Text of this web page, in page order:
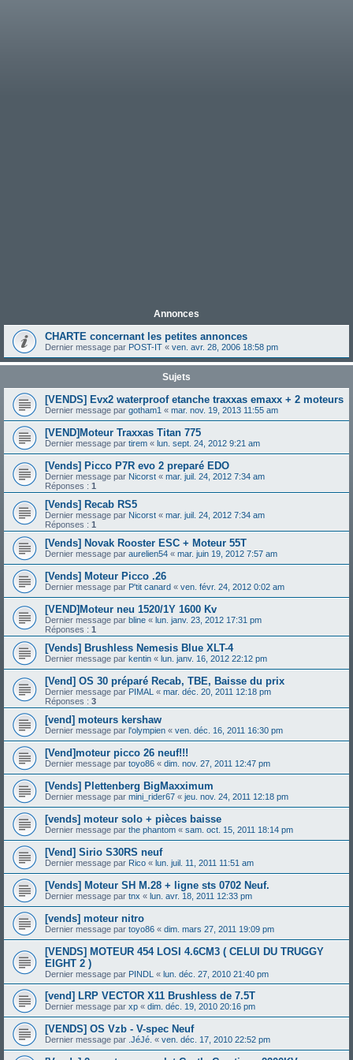
Annonces
CHARTE concernant les petites annonces
Dernier message par POST-IT « ven. avr. 28, 2006 18:58 pm
Sujets
[VENDS] Evx2 waterproof etanche traxxas emaxx + 2 moteurs
Dernier message par gotham1 « mar. nov. 19, 2013 11:55 am
[VEND]Moteur Traxxas Titan 775
Dernier message par tirem « lun. sept. 24, 2012 9:21 am
[Vends] Picco P7R evo 2 preparé EDO
Dernier message par Nicorst « mar. juil. 24, 2012 7:34 am
Réponses : 1
[Vends] Recab RS5
Dernier message par Nicorst « mar. juil. 24, 2012 7:34 am
Réponses : 1
[Vends] Novak Rooster ESC + Moteur 55T
Dernier message par aurelien54 « mar. juin 19, 2012 7:57 am
[Vends] Moteur Picco .26
Dernier message par P'tit canard « ven. févr. 24, 2012 0:02 am
[VEND]Moteur neu 1520/1Y 1600 Kv
Dernier message par bline « lun. janv. 23, 2012 17:31 pm
Réponses : 1
[Vends] Brushless Nemesis Blue XLT-4
Dernier message par kentin « lun. janv. 16, 2012 22:12 pm
[Vend] OS 30 préparé Recab, TBE, Baisse du prix
Dernier message par PIMAL « mar. déc. 20, 2011 12:18 pm
Réponses : 3
[vend] moteurs kershaw
Dernier message par l'olympien « ven. déc. 16, 2011 16:30 pm
[Vend]moteur picco 26 neuf!!!
Dernier message par toyo86 « dim. nov. 27, 2011 12:47 pm
[Vends] Plettenberg BigMaxximum
Dernier message par mini_rider67 « jeu. nov. 24, 2011 12:18 pm
[vends] moteur solo + pièces baisse
Dernier message par the phantom « sam. oct. 15, 2011 18:14 pm
[Vend] Sirio S30RS neuf
Dernier message par Rico « lun. juil. 11, 2011 11:51 am
[Vends] Moteur SH M.28 + ligne sts 0702 Neuf.
Dernier message par tnx « lun. avr. 18, 2011 12:33 pm
[vends] moteur nitro
Dernier message par toyo86 « dim. mars 27, 2011 19:09 pm
[VENDS] MOTEUR 454 LOSI 4.6CM3 ( CELUI DU TRUGGY
EIGHT 2 )
Dernier message par PINDL « lun. déc. 27, 2010 21:40 pm
[vend] LRP VECTOR X11 Brushless de 7.5T
Dernier message par xp « dim. déc. 19, 2010 20:16 pm
[VENDS] OS Vzb - V-spec Neuf
Dernier message par .JéJé. « ven. déc. 17, 2010 22:52 pm